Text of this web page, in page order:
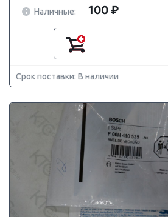
Наличные:
100 ₽
Срок поставки: В наличии